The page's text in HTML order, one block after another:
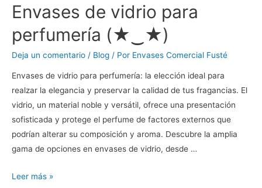
Envases de vidrio para
perfumería (★‿★)
Deja un comentario / Blog / Por Envases Comercial Fusté
Envases de vidrio para perfumería: la elección ideal para
realzar la elegancia y preservar la calidad de tus fragancias. El
vidrio, un material noble y versátil, ofrece una presentación
sofisticada y protege el perfume de factores externos que
podrían alterar su composición y aroma. Descubre la amplia
gama de opciones en envases de vidrio, desde …
Leer más »